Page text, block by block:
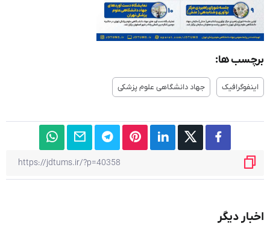
برچسب ها:
اینفوگرافیک جهاد دانشگاهی علوم پزشکی
اخبار دیگر